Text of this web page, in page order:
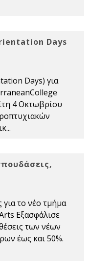
Days
Days) για
4 Οκτωβρίου
...
το νέο τμήμα
Εξασφάλισε
των νέων
έως και 50%.